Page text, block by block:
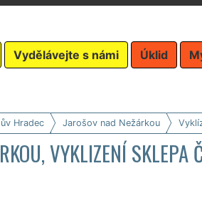
Vydělávejte s námi Úklid
Hradec Jarošov nad Nežárkou
VYKLIZENÍ SKLEPA